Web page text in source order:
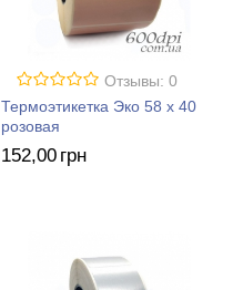
Отзывы: 0
Термоэтикетка Эко 58 x 40
розовая
152,00 грн